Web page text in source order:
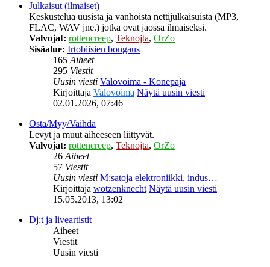
Julkaisut (ilmaiset)
Keskustelua uusista ja vanhoista nettijulkaisuista (MP3,
FLAC, WAV jne.) jotka ovat jaossa ilmaiseksi.
Valvojat: rottencreep, Teknojta, OrZo
Sisäalue: Irtobiisien bongaus
165Aiheet
295 Viestit
Uusin viesti Valovoima - Konepaja
Kirjoittaja Valovoima Näytä uusin viesti
02.01.2026, 07:46
Osta/Myy/Vaihda
Levyt ja muut aiheeseen liittyvät.
Valvojat: rottencreep, Teknojta, OrZo
26Aiheet
57 Viestit
Uusin viesti M:satoja elektroniikki, indus…
Kirjoittaja wotzenknecht Näytä uusin viesti
15.05.2013, 13:02
Dj:t ja liveartistit
Aiheet
Viestit
Uusin viesti